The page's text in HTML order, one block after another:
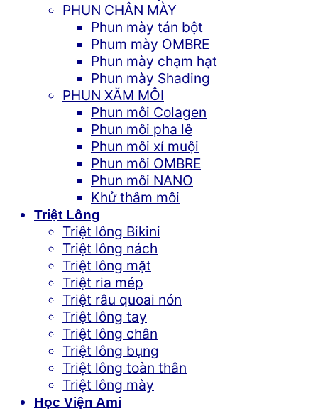
PHUN CHÂN MÀY
Phun mày tán bột
Phum mày OMBRE
Phun mày chạm hạt
Phun mày Shading
PHUN XĂM MÔI
Phun môi Colagen
Phun môi pha lê
Phun môi xí muội
Phun môi OMBRE
Phun môi NANO
Khử thâm môi
Triệt Lông
Triệt lông Bikini
Triệt lông nách
Triệt lông mặt
Triệt ria mép
Triệt râu quoai nón
Triệt lông tay
Triệt lông chân
Triệt lông bụng
Triệt lông toàn thân
Triệt lông mày
Học Viện Ami